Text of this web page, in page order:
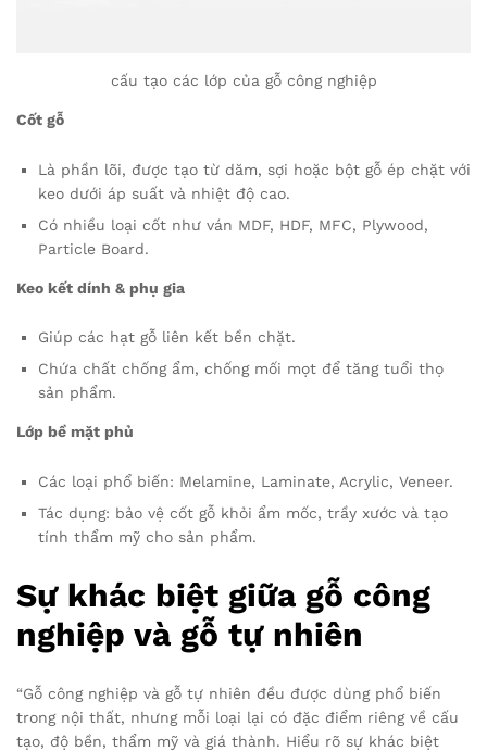
cấu tạo các lớp của gỗ công nghiệp
Cốt gỗ
Là phần lõi, được tạo từ dăm, sợi hoặc bột gỗ ép chặt với
keo dưới áp suất và nhiệt độ cao.
Có nhiều loại cốt như ván MDF, HDF, MFC, Plywood,
Particle Board.
Keo kết dính & phụ gia
Giúp các hạt gỗ liên kết bền chặt.
Chứa chất chống ẩm, chống mối mọt để tăng tuổi thọ
sản phẩm.
Lớp bề mặt phủ
Các loại phổ biến: Melamine, Laminate, Acrylic, Veneer.
Tác dụng: bảo vệ cốt gỗ khỏi ẩm mốc, trầy xước và tạo
tính thẩm mỹ cho sản phẩm.
Sự khác biệt giữa gỗ công
nghiệp và gỗ tự nhiên
“Gỗ công nghiệp và gỗ tự nhiên đều được dùng phổ biến
trong nội thất, nhưng mỗi loại lại có đặc điểm riêng về cấu
tạo, độ bền, thẩm mỹ và giá thành. Hiểu rõ sự khác biệt